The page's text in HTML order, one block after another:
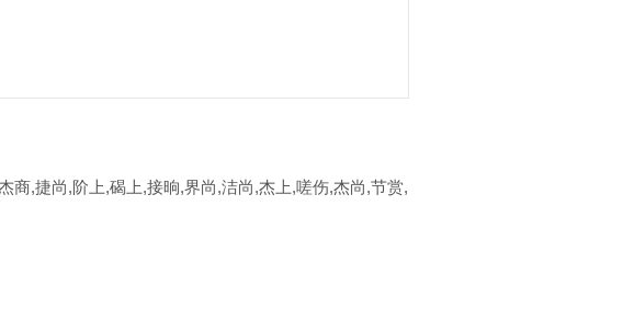
商,捷尚,阶上,碣上,接晌,界尚,洁尚,杰上,嗟伤,杰尚,节赏,